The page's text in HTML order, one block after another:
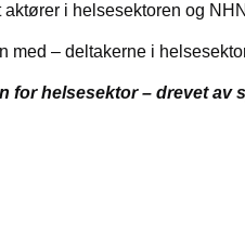
i helsesektoren og
med – deltakerne i
helsesektor – drevet av